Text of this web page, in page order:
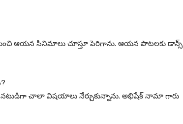
ఆయన సినిమాలు చూస్తూ పెరిగాను. ఆయన పాటలకు డాన్స్
చాలా విషయాలు నేర్చుకున్నాను. అభిషేక్ నామా గారు